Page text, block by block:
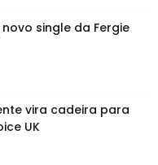
novo single da Fergie
vira cadeira para
UK